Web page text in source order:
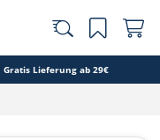
Gratis Lieferung ab 29€